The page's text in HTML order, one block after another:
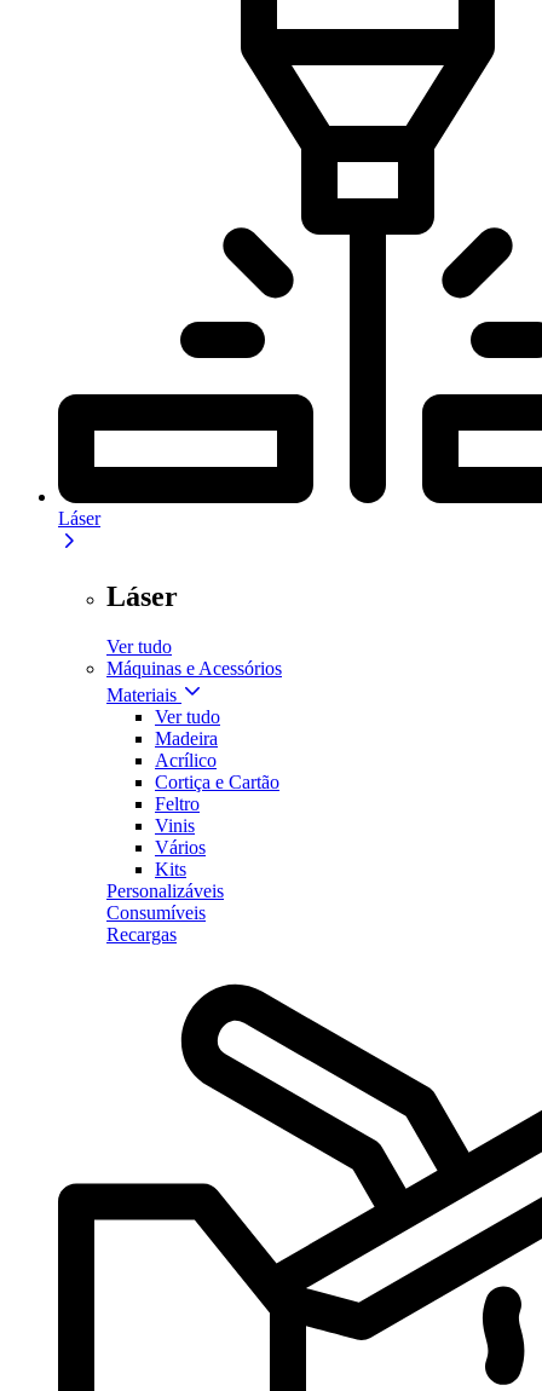
Láser
Láser
Ver tudo
Máquinas e Acessórios
Materiais
Ver tudo
Madeira
Acrílico
Cortiça e Cartão
Feltro
Vinis
Vários
Kits
Personalizáveis
Consumíveis
Recargas